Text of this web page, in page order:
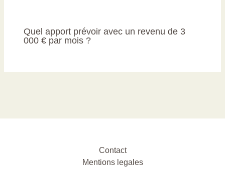
Quel apport prévoir avec un revenu de 3
000 € par mois ?
Contact
Mentions legales